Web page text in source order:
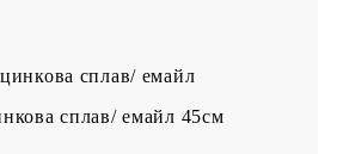
сплав/ емайл
сплав/ емайл 45см